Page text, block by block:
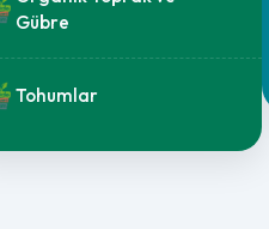
Gübre
Tohumlar